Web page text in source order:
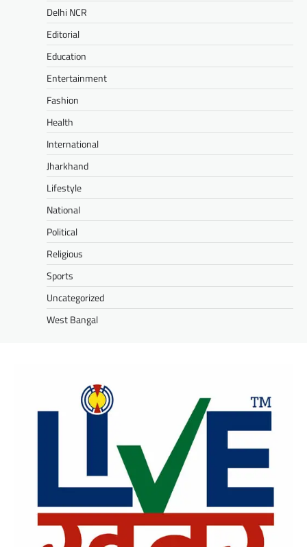
Delhi NCR
Editorial
Education
Entertainment
Fashion
Health
International
Jharkhand
Lifestyle
National
Political
Religious
Sports
Uncategorized
West Bangal